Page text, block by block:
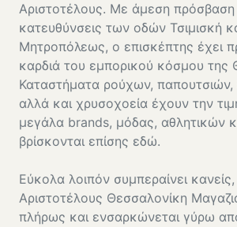
Αριστοτέλους. Με άμεση πρόσβαση
κατευθύνσεις των οδών Τσιμισκή
Μητροπόλεως, ο επισκέπτης έχει
καρδιά του εμπορικού κόσμου της
Καταστήματα ρούχων, παπουτσιών,
αλλά και χρυσοχοεία έχουν την
μεγάλα brands, μόδας, αθλητικών
βρίσκονται επίσης εδώ.
Εύκολα λοιπόν συμπεραίνει κανείς,
Αριστοτέλους Θεσσαλονίκη
πλήρως και ενσαρκώνεται γύρω